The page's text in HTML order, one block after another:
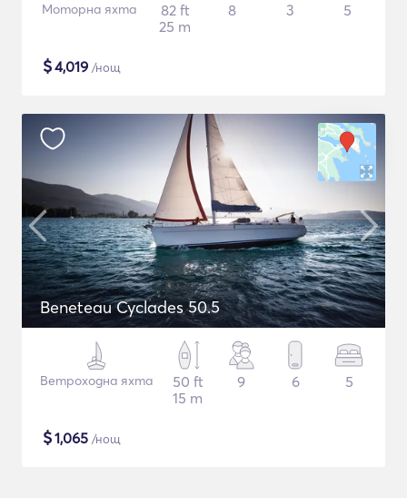
Моторна яхта
82 ft
25 m
8 3 5
$4,019 /нощ
Beneteau Cyclades 50.5
Ветроходна яхта
50 ft
15 m
9 6 5
$1,065 /нощ